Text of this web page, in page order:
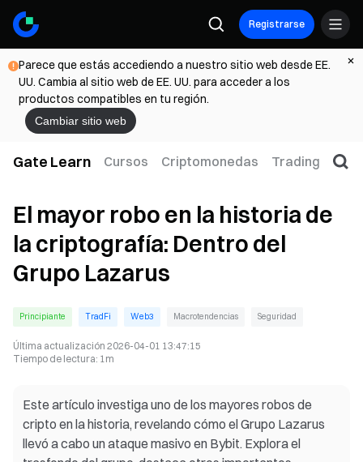
Registrarse
Parece que estás accediendo a nuestro sitio web desde EE.
UU. Cambia al sitio web de EE. UU. para acceder a los
productos compatibles en tu región.
Cambiar sitio web
Gate Learn Cursos Criptomonedas Trading
El mayor robo en la historia de
la criptografía: Dentro del
Grupo Lazarus
Principiante TradFi Web3 Macrotendencias Seguridad
Última actualización 2026-04-01 13:47:15
Tiempo de lectura: 1m
Este artículo investiga uno de los mayores robos de
cripto en la historia, revelando cómo el Grupo Lazarus
llevó a cabo un ataque masivo en Bybit. Explora el